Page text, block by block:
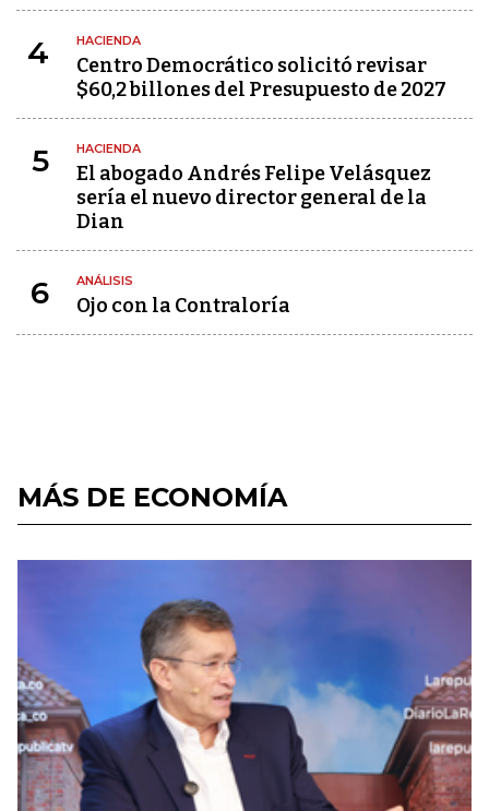
4 HACIENDA
Centro Democrático solicitó revisar
$60,2 billones del Presupuesto de 2027
5 HACIENDA
El abogado Andrés Felipe Velásquez
sería el nuevo director general de la
Dian
6 ANÁLISIS
Ojo con la Contraloría
MÁS DE ECONOMÍA